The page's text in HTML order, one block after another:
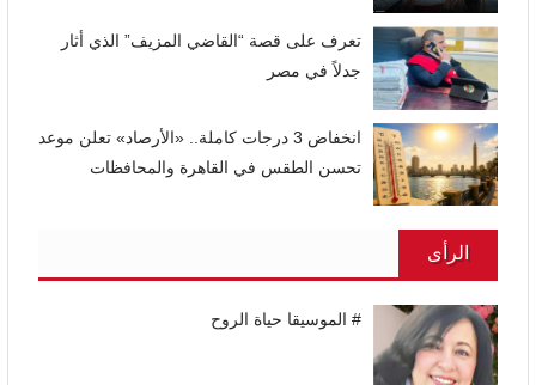
تعرف على قصة “القاضي المزيف” الذي أثار
جدلاً في مصر
انخفاض 3 درجات كاملة.. «الأرصاد» تعلن موعد
تحسن الطقس في القاهرة والمحافظات
الرأى
# الموسيقا حياة الروح